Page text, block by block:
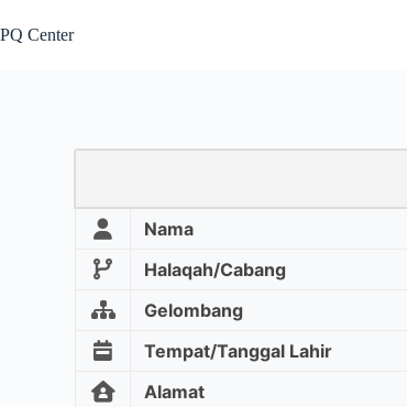
PQ Center
Nama
Halaqah/Cabang
Gelombang
Tempat/Tanggal Lahir
Alamat